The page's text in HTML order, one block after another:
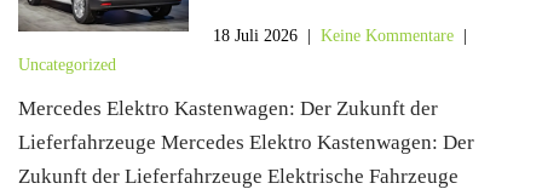
18 Juli 2026 |Keine Kommentare
Uncategorized
Mercedes Elektro Kastenwagen: Der Zukunft der
Lieferfahrzeuge Mercedes Elektro Kastenwagen: Der
Zukunft der Lieferfahrzeuge Elektrische Fahrzeuge